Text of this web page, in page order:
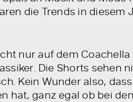
die Trends in diesem
nur auf dem
Die Shorts
Kein Wunder also,
hat, ganz egal ob bei